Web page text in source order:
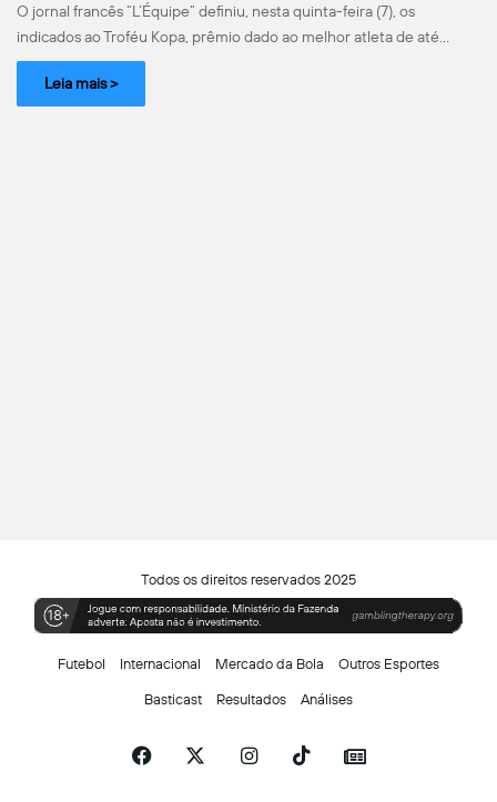
O jornal francês “L’Équipe” definiu, nesta quinta-feira (7), os
indicados ao Troféu Kopa, prêmio dado ao melhor atleta de até…
Leia mais >
Todos os direitos reservados 2025
Futebol Internacional Mercado da Bola Outros Esportes
Basticast Resultados Análises
Facebook InstagramTikTokSiga-